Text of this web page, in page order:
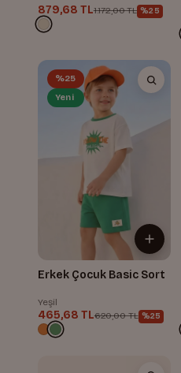
879,68 TL1.172,00 TL %25
%25
Yeni
Erkek Çocuk Basic Sort
Yeşil
465,68 TL620,00 TL %25